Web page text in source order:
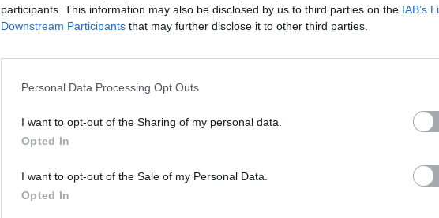
participants. This information may also be disclosed by us to third parties on the IAB’s
Downstream Participants that may further disclose it to other third parties.
Personal Data Processing Opt Outs
I want to opt-out of the Sharing of my personal data.
Opted In
I want to opt-out of the Sale of my Personal Data.
Opted In